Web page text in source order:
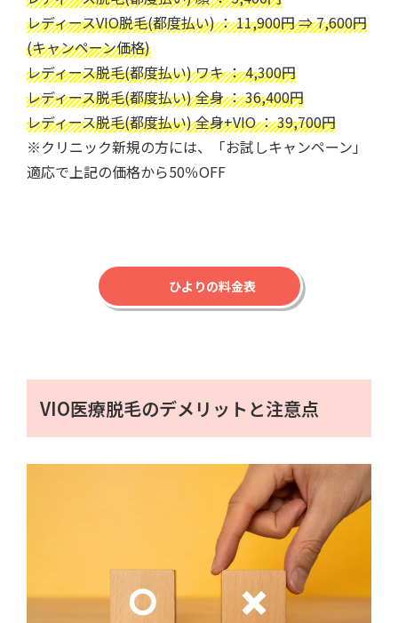
レディースVIO脱毛(都度払い) ： 11,900円 ⇒ 7,600円
(キャンペーン価格)
レディース脱毛(都度払い) ワキ ： 4,300円
レディース脱毛(都度払い) 全身 ： 36,400円
レディース脱毛(都度払い) 全身+VIO ： 39,700円
※クリニック新規の方には、「お試しキャンペーン」
適応で上記の価格から50％OFF
ひよりの料金表
VIO医療脱毛のデメリットと注意点